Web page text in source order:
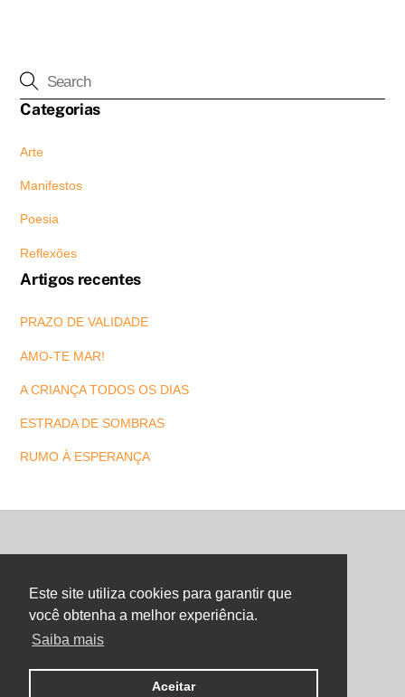
Este site utiliza cookies para garantir que
você obtenha a melhor experiência.
Saiba mais
Aceitar
Categorias
Arte
Manifestos
Poesia
Reflexões
Artigos recentes
PRAZO DE VALIDADE
AMO-TE MAR!
A CRIANÇA TODOS OS DIAS
ESTRADA DE SOMBRAS
RUMO À ESPERANÇA
Back
Top